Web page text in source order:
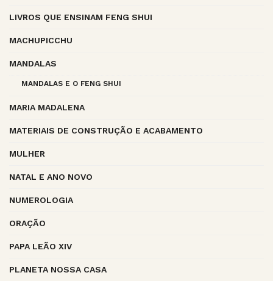
LIVROS QUE ENSINAM FENG SHUI
MACHUPICCHU
MANDALAS
MANDALAS E O FENG SHUI
MARIA MADALENA
MATERIAIS DE CONSTRUÇÃO E ACABAMENTO
MULHER
NATAL E ANO NOVO
NUMEROLOGIA
ORAÇÃO
PAPA LEÃO XIV
PLANETA NOSSA CASA